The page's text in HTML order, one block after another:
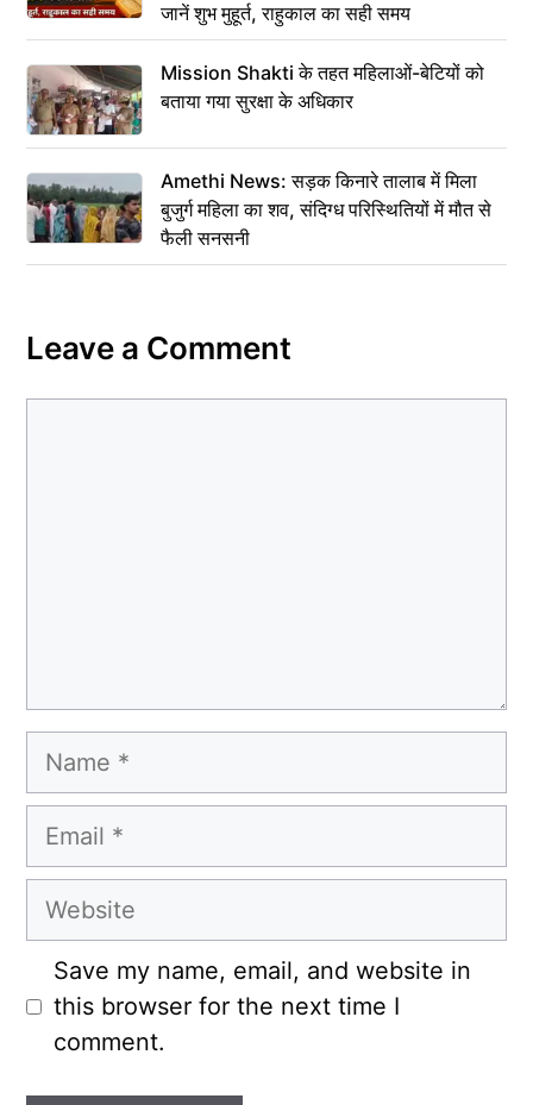
जानें शुभ मुहूर्त, राहुकाल का सही समय
Mission Shakti के तहत महिलाओं-बेटियों को
बताया गया सुरक्षा के अधिकार
Amethi News: सड़क किनारे तालाब में मिला
बुजुर्ग महिला का शव, संदिग्ध परिस्थितियों में मौत से
फैली सनसनी
Leave a Comment
Name
Email
Website
Save my name, email, and website in
this browser for the next time I
comment.